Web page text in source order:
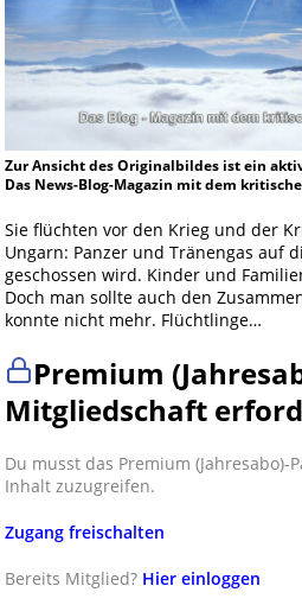
Zur Ansicht des Originalbildes ist ein
Das News-Blog-Magazin mit dem
Sie flüchten vor den Krieg und der
Ungarn: Panzer und Tränengas auf
geschossen wird. Kinder und
Doch man sollte auch den
konnte nicht mehr. Flüchtlinge…
Premium
Mitgliedschaft
Du musst das Premium (Jahresabo)-
Inhalt zuzugreifen.
Zugang freischalten
Bereits Mitglied? Hier einloggen